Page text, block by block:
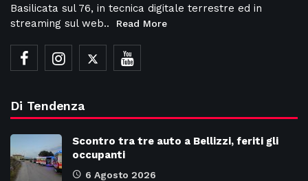
Basilicata sul 76, in tecnica digitale terrestre ed in
streaming sul web..
Read More
Di Tendenza
Scontro tra tre auto a Bellizzi, feriti gli
occupanti
6 Agosto 2026